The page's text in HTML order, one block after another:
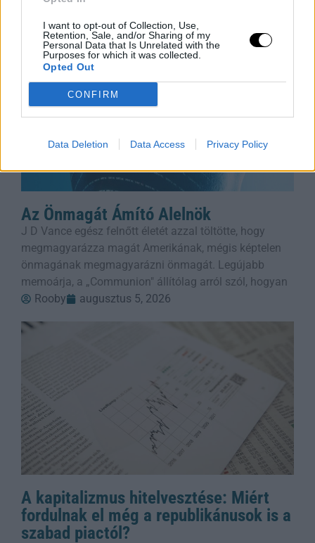
I want to opt-out of Collection, Use,
Retention, Sale, and/or Sharing of my
Personal Data that Is Unrelated with the
Purposes for which it was collected.
Opted Out
CONFIRM
Data Deletion Data Access Privacy Policy
Az Önmagát Ámító Alelnök
J D Vance egész felnőtt életét azzal töltötte, hogy
megmagyarázza magát Amerikának, mégis képtelen
önmagának megmagyarázni önmagát. Legújabb
memoárja, a „Communion" állítólag arról szól, hogyan
Rooby
augusztus 5, 2026
A kapitalizmus hitelvesztése: Miért
fordulnak el még a republikánusok is a
szabad piactól?